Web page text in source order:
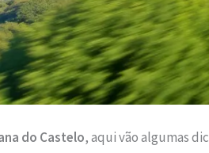
do Castelo, aqui vão algumas